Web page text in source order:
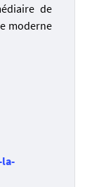
de
moderne